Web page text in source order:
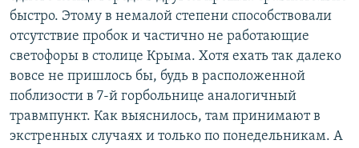
быстро. Этому в немалой степени способствовали
отсутствие пробок и частично не работающие
светофоры в столице Крыма. Хотя ехать так далеко
вовсе не пришлось бы, будь в расположенной
поблизости в 7-й горбольнице аналогичный
травмпункт. Как выяснилось, там принимают в
экстренных случаях и только по понедельникам. А